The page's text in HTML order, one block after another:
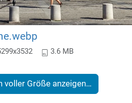
3.6 MB
voller Größe anzeigen…